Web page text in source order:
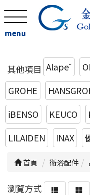
menu
其他項目 Alape˘
GROHE
iBENSO
KEUCO
LILAIDEN
INAX
首頁 衛浴配件
瀏覽方式